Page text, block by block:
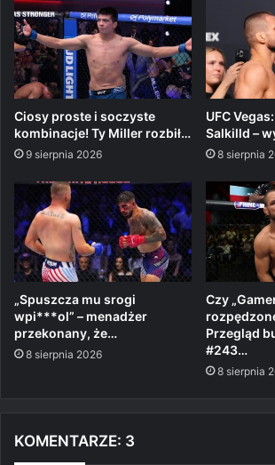
Ciosy proste i soczyste
kombinacje! Ty Miller rozbił…
9 sierpnia 2026
UFC
Salkilld –
8 sierpnia
„Spuszcza mu srogi
wpi***ol” – menadżer
przekonany, że…
8 sierpnia 2026
Czy
Przegląd
#243…
8 sierpnia
KOMENTARZE: 3